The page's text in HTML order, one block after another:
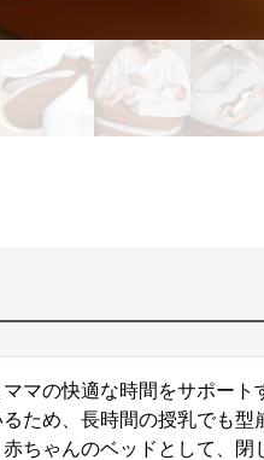
マの快適な時間をサポー
ため、長時間の授乳でも型
赤ちゃんのベッドとして、